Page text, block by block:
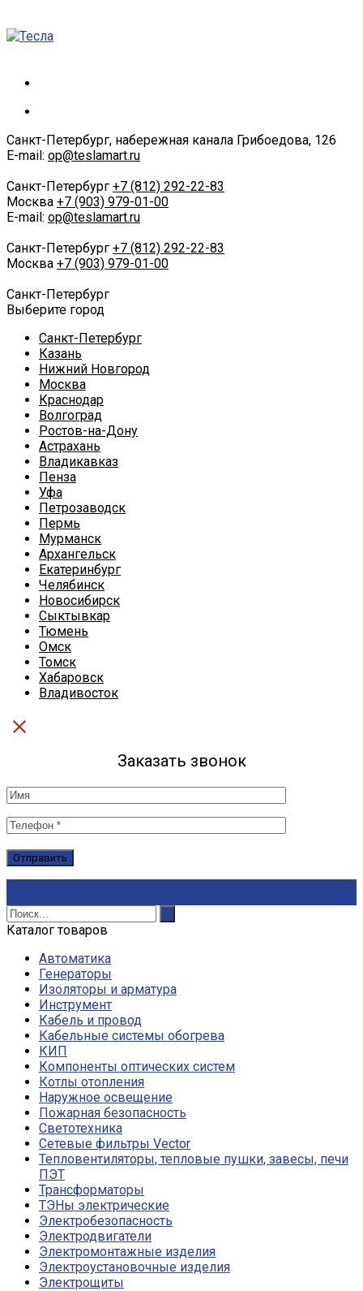
Санкт-Петербург, набережная канала Грибоедова, 126
E-mail: op@teslamart.ru
Санкт-Петербург +7 (812) 292-22-83
Москва +7 (903) 979-01-00
E-mail: op@teslamart.ru
Санкт-Петербург +7 (812) 292-22-83
Москва +7 (903) 979-01-00
Санкт-Петербург
Выберите город
Санкт-Петербург
Казань
Нижний Новгород
Москва
Краснодар
Волгоград
Ростов-на-Дону
Астрахань
Владикавказ
Пенза
Уфа
Петрозаводск
Пермь
Мурманск
Архангельск
Екатеринбург
Челябинск
Новосибирск
Сыктывкар
Тюмень
Омск
Томск
Хабаровск
Владивосток
Заказать звонок
Каталог товаров
Автоматика
Генераторы
Изоляторы и арматура
Инструмент
Кабель и провод
Кабельные системы обогрева
КИП
Компоненты оптических систем
Котлы отопления
Наружное освещение
Пожарная безопасность
Светотехника
Сетевые фильтры Vector
Тепловентиляторы, тепловые пушки, завесы, печи
ПЭТ
Трансформаторы
ТЭНы электрические
Электробезопасность
Электродвигатели
Электромонтажные изделия
Электроустановочные изделия
Электрощиты